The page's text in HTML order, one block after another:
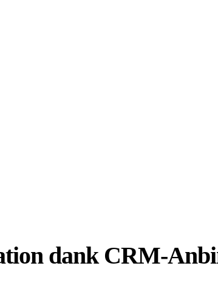
dank CRM-